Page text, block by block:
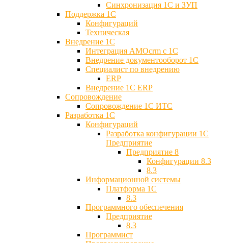
Синхронизация 1С и ЗУП
Поддержка 1С
Конфигураций
Техническая
Внедрение 1С
Интеграция AMOcrm с 1C
Внедрение документооборот 1С
Специалист по внедрению
ERP
Внедрение 1С ERP
Cопровождение
Cопровождение 1С ИТС
Разработка 1C
Конфигураций
Разработка конфигурации 1С
Предприятие
Предприятие 8
Конфигурации 8.3
8.3
Информационной системы
Платформа 1С
8.3
Программного обеспечения
Предприятие
8.3
Программист